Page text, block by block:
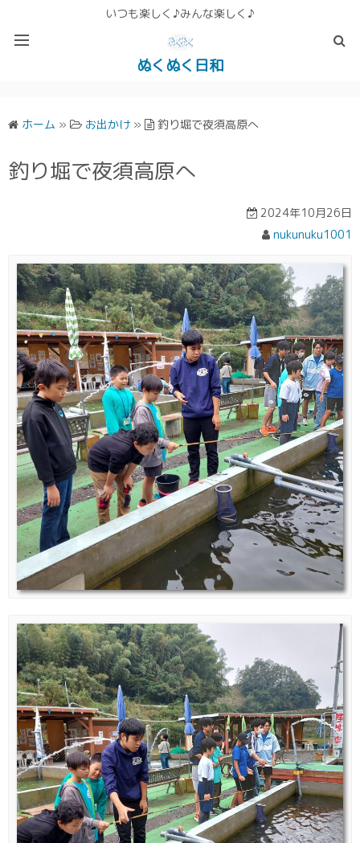
いつも楽しく♪みんな楽しく♪
ぬくぬく日和
ホーム » お出かけ » 釣り堀で夜須高原へ
釣り堀で夜須高原へ
2024年10月26日
nukunuku1001